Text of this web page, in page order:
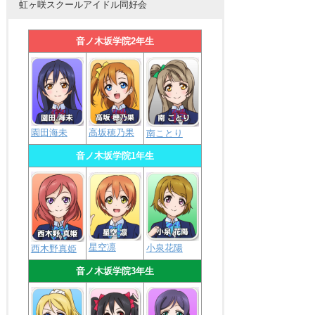
虹ヶ咲スクールアイドル同好会
音ノ木坂学院2年生
園田海未 高坂穂乃果 南ことり
音ノ木坂学院1年生
西木野真姫 星空凛 小泉花陽
音ノ木坂学院3年生